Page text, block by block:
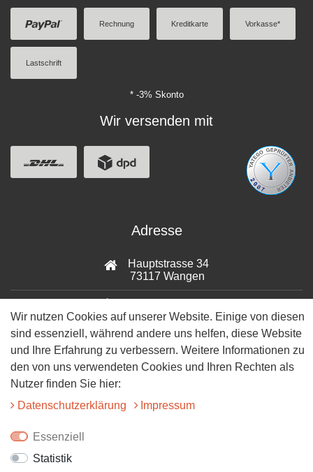
Rechnung Kreditkarte Vorkasse*
Lastschrift
* -3% Skonto
Wir versenden mit
Adresse
Hauptstrasse 34
73117 Wangen
info@tiervitalshop.de
Folgt uns auf Facebook
Folgt uns auf Instagram
Wir nutzen Cookies auf unserer Website. Einige von diesen
sind essenziell, während andere uns helfen, diese Website
und Ihre Erfahrung zu verbessern. Weitere Informationen zu
den von uns verwendeten Cookies und Ihren Rechten als
Nutzer finden Sie hier:
Daten­schutz­erklärung
Impressum
Essenziell
Statistik